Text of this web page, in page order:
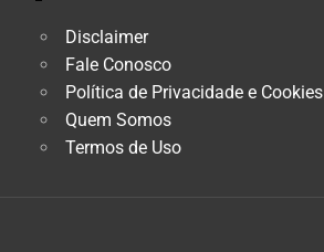
Disclaimer
Fale Conosco
Política de Privacidade e Cookies
Quem Somos
Termos de Uso